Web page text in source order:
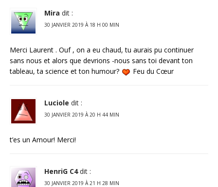
Mira dit :
30 JANVIER 2019 À 18 H 00 MIN
Merci Laurent . Ouf , on a eu chaud, tu aurais pu continuer
sans nous et alors que devrions -nous sans toi devant ton
tableau, ta science et ton humour?
Feu du Cœur
Luciole dit :
30 JANVIER 2019 À 20 H 44 MIN
t’es un Amour! Merci!
HenriG C4 dit :
30 JANVIER 2019 À 21 H 28 MIN